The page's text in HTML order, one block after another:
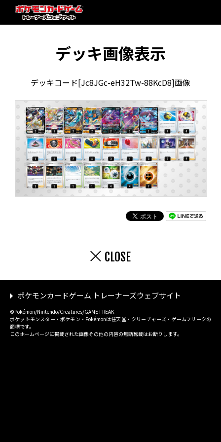
デッキ画像表示
デッキコード[Jc8JGc-eH32Tw-88KcD8]画像
CLOSE
ポケモンカードゲーム トレーナーズウェブサイト
©Pokémon/Nintendo/Creatures/GAME FREAK
ポケットモンスター・ポケモン・Pokémonは任天堂・クリーチャーズ・ゲームフリークの
商標です。
このホームページに掲載された画像その他の内容の無断転載はお断りします。